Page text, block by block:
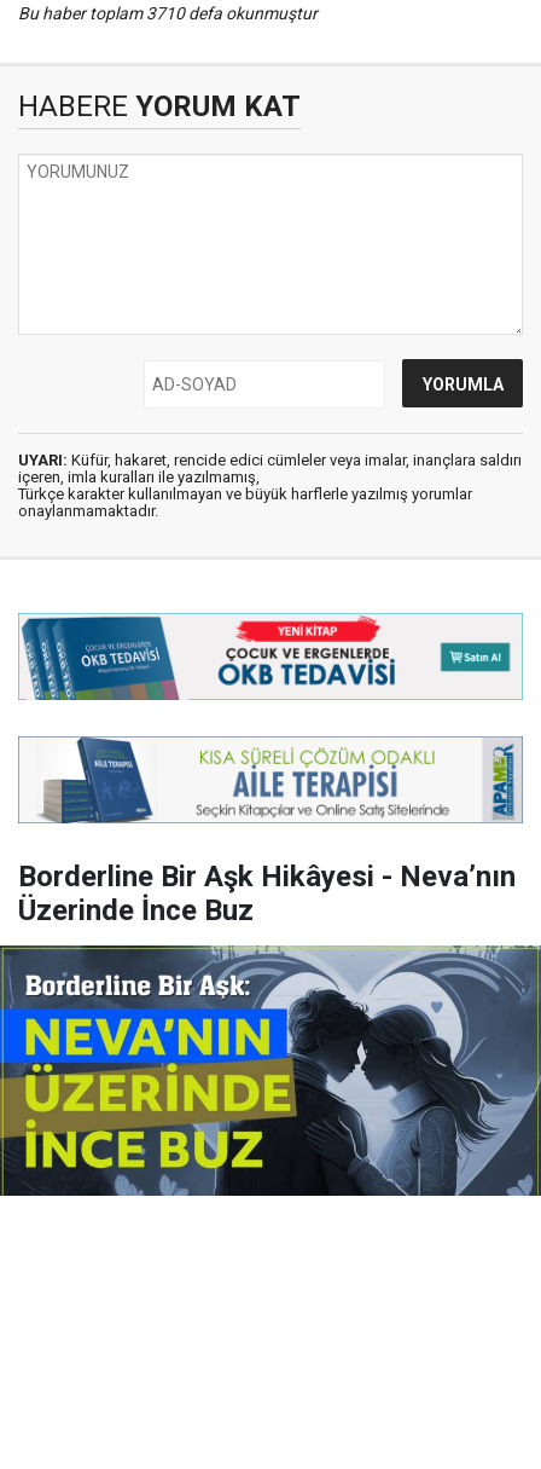
Bu haber toplam 3710 defa okunmuştur
HABERE YORUM KAT
UYARI: Küfür, hakaret, rencide edici cümleler veya imalar, inançlara saldırı
içeren, imla kuralları ile yazılmamış,
Türkçe karakter kullanılmayan ve büyük harflerle yazılmış yorumlar
onaylanmamaktadır.
Borderline Bir Aşk Hikâyesi - Neva’nın
Üzerinde İnce Buz